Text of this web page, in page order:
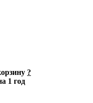
?
1 год